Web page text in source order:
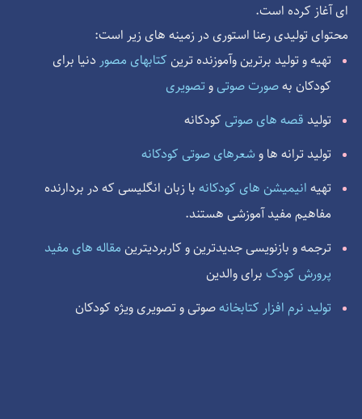
ای آغاز کرده است.
محتوای تولیدی رعنا استوری در زمینه های زیر است:
تهیه و تولید برترین وآموزنده ترین کتابهای مصور دنیا برای
کودکان بهصورت صوتی وتصویری
تولید قصه های صوتی کودکانه
تولید ترانه ها و شعرهای صوتی کودکانه
تهیه انیمیشن های کودکانه با زبان انگلیسی که در بردارنده
مفاهیم مفید آموزشی هستند.
ترجمه و بازنویسی جدیدترین و کاربردیترین مقاله های مفید
پرورش کودک برای والدین
تولید نرم افزار کتابخانهصوتی و تصویری ویژه کودکان